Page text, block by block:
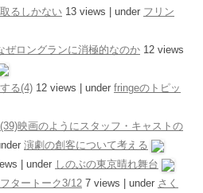
るしかない 13 views under フリン
ぜロングランに消極的なのか 12 views
る(4) 12 views under fringeのトピッ
映画のようにスタッフ・キャストの
演劇の創客について考える
under しのぶの東京晴れ舞台
タートーク3/12 7 views under さく